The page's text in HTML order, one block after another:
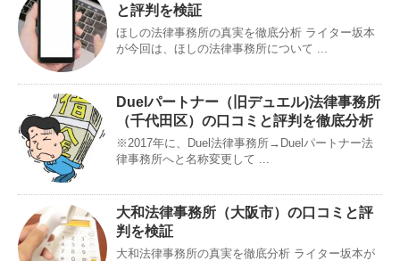
と評判を検証
ほしの法律事務所の真実を徹底分析 ライター坂本
が今回は、ほしの法律事務所について ...
Duelパートナー（旧デュエル)法律事務所
（千代田区）の口コミと評判を徹底分析
※2017年に、Duel法律事務所→Duelパートナー法
律事務所へと名称変更して ...
大和法律事務所（大阪市）の口コミと評
判を検証
大和法律事務所の真実を徹底分析 ライター坂本が